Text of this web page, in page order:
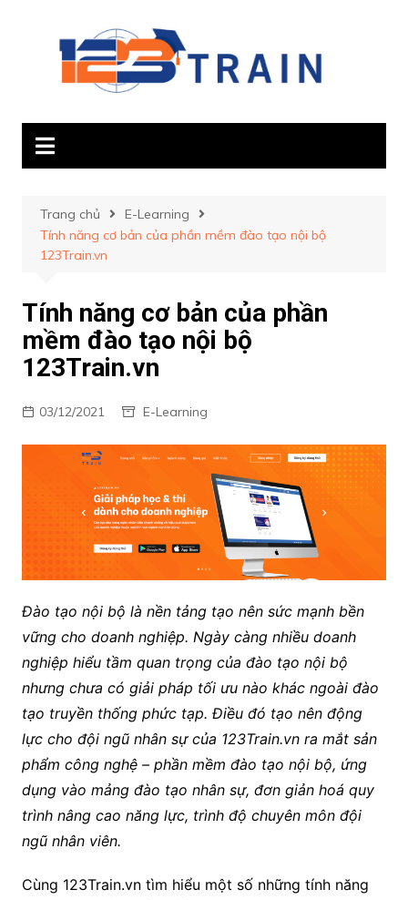
Trang chủ
E-Learning
Tính năng cơ bản của phần mềm đào tạo nội bộ
123Train.vn
Tính năng cơ bản của phần
mềm đào tạo nội bộ
123Train.vn
03/12/2021 E-Learning
Đào tạo nội bộ là nền tảng tạo nên sức mạnh bền
vững cho doanh nghiệp. Ngày càng nhiều doanh
nghiệp hiểu tầm quan trọng của đào tạo nội bộ
nhưng chưa có giải pháp tối ưu nào khác ngoài đào
tạo truyền thống phức tạp. Điều đó tạo nên động
lực cho đội ngũ nhân sự của 123Train.vn ra mắt sản
phẩm công nghệ – phần mềm đào tạo nội bộ, ứng
dụng vào mảng đào tạo nhân sự, đơn giản hoá quy
trình nâng cao năng lực, trình độ chuyên môn đội
ngũ nhân viên.
Cùng 123Train.vn tìm hiểu một số những tính năng